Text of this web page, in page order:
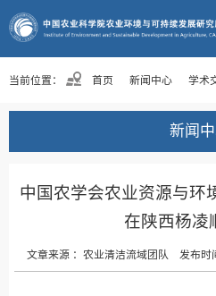
当前位置： 首页 新闻中心 学术
新闻
中国农学会农业资源与环
在陕西杨凌
文章来源 ：农业清洁流域团队 发布时